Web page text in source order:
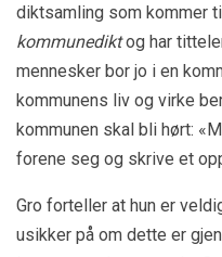
diktsamling som kommer
kommunediktog har
mennesker bor jo i en
kommunens liv og virke
kommunen skal bli hørt:
forene seg og skrive et
Gro forteller at hun er
usikker på om dette er